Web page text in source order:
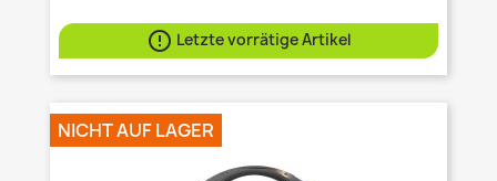
 Letzte vorrätige Artikel
NICHT AUF LAGER